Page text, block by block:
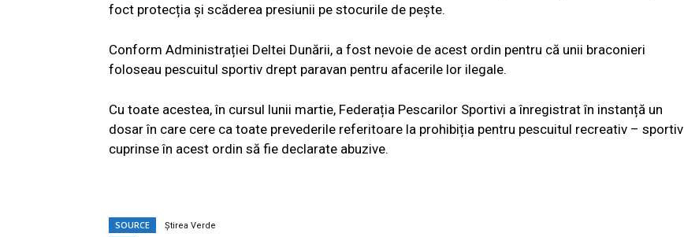
foct protecția și scăderea presiunii pe stocurile de pește.
Conform Administrației Deltei Dunării, a fost nevoie de acest ordin pentru că unii braconieri
foloseau pescuitul sportiv drept paravan pentru afacerile lor ilegale.
Cu toate acestea, în cursul lunii martie, Federația Pescarilor Sportivi a înregistrat în instanță un
dosar în care cere ca toate prevederile referitoare la prohibiția pentru pescuitul recreativ – sportiv
cuprinse în acest ordin să fie declarate abuzive.
SOURCE Știrea Verde